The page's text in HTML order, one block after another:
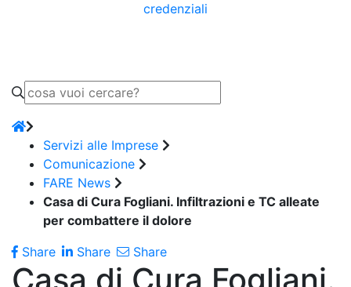
credenziali
Servizi alle Imprese
Comunicazione
FARE News
Casa di Cura Fogliani. Infiltrazioni e TC alleate
per combattere il dolore
Share
Share Share